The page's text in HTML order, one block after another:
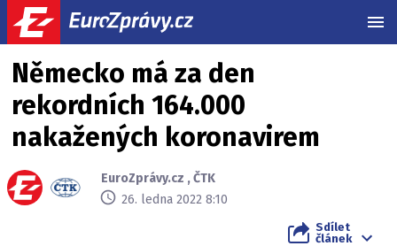
Německo má za den
rekordních 164.000
nakažených koronavirem
EuroZprávy.cz ,ČTK
26. ledna 2022 8:10
Sdílet
článek